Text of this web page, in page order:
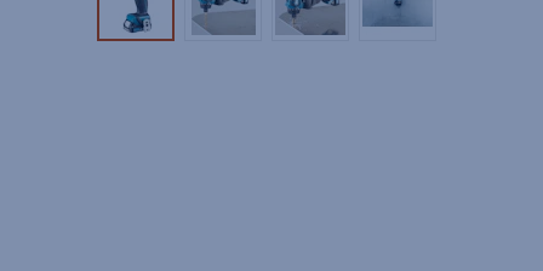
Tuotekuva 1Tuotekuva 2Tuotekuva 3